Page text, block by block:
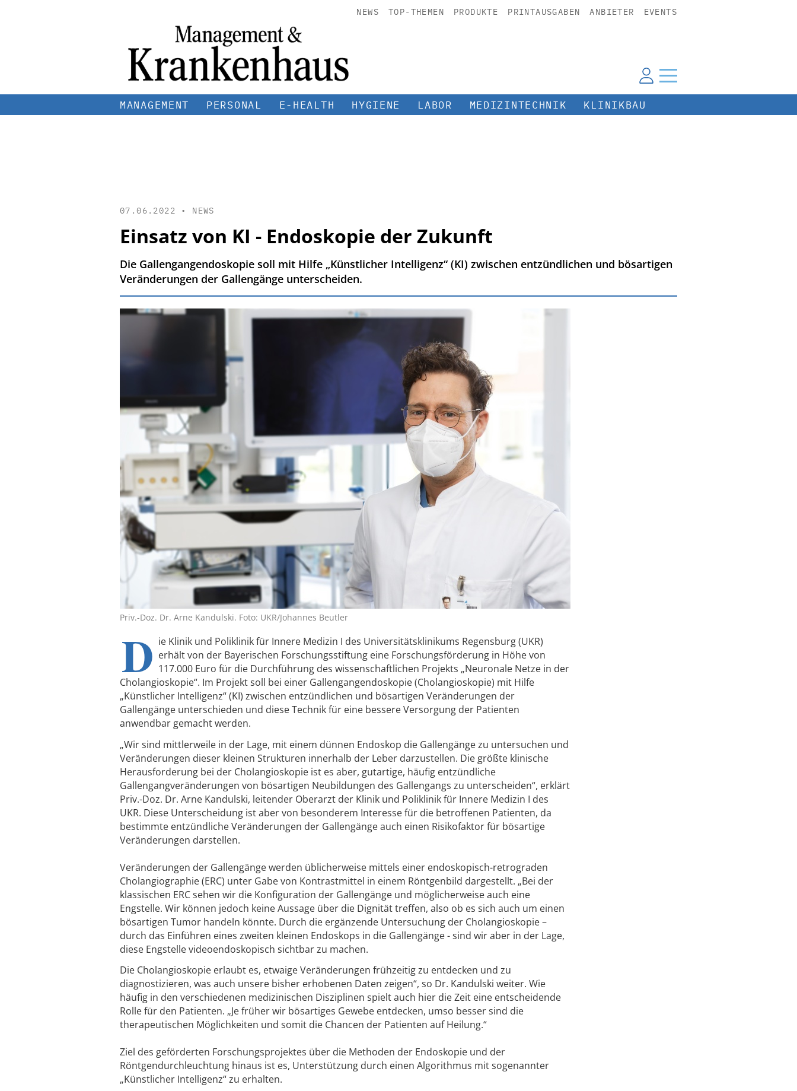
NEWS TOP-THEMEN PRODUKTE PRINTAUSGABEN ANBIETER EVENTS
MANAGEMENT PERSONAL E-HEALTH HYGIENE LABOR MEDIZINTECHNIK KLINIKBAU
07.06.2022 • NEWS
Einsatz von KI - Endoskopie der Zukunft
Die Gallengangendoskopie soll mit Hilfe „Künstlicher Intelligenz“ (KI) zwischen entzündlichen und bösartigen
Veränderungen der Gallengänge unterscheiden.
Priv.-Doz. Dr. Arne Kandulski. Foto: UKR/Johannes Beutler
D ie Klinik und Poliklinik für Innere Medizin I des Universitätsklinikums Regensburg (UKR)
erhält von der Bayerischen Forschungsstiftung eine Forschungsförderung in Höhe von
117.000 Euro für die Durchführung des wissenschaftlichen Projekts „Neuronale Netze in der
Cholangioskopie“. Im Projekt soll bei einer Gallengangendoskopie (Cholangioskopie) mit Hilfe
„Künstlicher Intelligenz“ (KI) zwischen entzündlichen und bösartigen Veränderungen der
Gallengänge unterschieden und diese Technik für eine bessere Versorgung der Patienten
anwendbar gemacht werden.
„Wir sind mittlerweile in der Lage, mit einem dünnen Endoskop die Gallengänge zu untersuchen und
Veränderungen dieser kleinen Strukturen innerhalb der Leber darzustellen. Die größte klinische
Herausforderung bei der Cholangioskopie ist es aber, gutartige, häufig entzündliche
Gallengangveränderungen von bösartigen Neubildungen des Gallengangs zu unterscheiden“, erklärt
Priv.-Doz. Dr. Arne Kandulski, leitender Oberarzt der Klinik und Poliklinik für Innere Medizin I des
UKR. Diese Unterscheidung ist aber von besonderem Interesse für die betroffenen Patienten, da
bestimmte entzündliche Veränderungen der Gallengänge auch einen Risikofaktor für bösartige
Veränderungen darstellen.
Veränderungen der Gallengänge werden üblicherweise mittels einer endoskopisch-retrograden
Cholangiographie (ERC) unter Gabe von Kontrastmittel in einem Röntgenbild dargestellt. „Bei der
klassischen ERC sehen wir die Konfiguration der Gallengänge und möglicherweise auch eine
Engstelle. Wir können jedoch keine Aussage über die Dignität treffen, also ob es sich auch um einen
bösartigen Tumor handeln könnte. Durch die ergänzende Untersuchung der Cholangioskopie –
durch das Einführen eines zweiten kleinen Endoskops in die Gallengänge - sind wir aber in der Lage,
diese Engstelle videoendoskopisch sichtbar zu machen.
Die Cholangioskopie erlaubt es, etwaige Veränderungen frühzeitig zu entdecken und zu
diagnostizieren, was auch unsere bisher erhobenen Daten zeigen“, so Dr. Kandulski weiter. Wie
häufig in den verschiedenen medizinischen Disziplinen spielt auch hier die Zeit eine entscheidende
Rolle für den Patienten. „Je früher wir bösartiges Gewebe entdecken, umso besser sind die
therapeutischen Möglichkeiten und somit die Chancen der Patienten auf Heilung.“
Ziel des geförderten Forschungsprojektes über die Methoden der Endoskopie und der
Röntgendurchleuchtung hinaus ist es, Unterstützung durch einen Algorithmus mit sogenannter
„Künstlicher Intelligenz“ zu erhalten.